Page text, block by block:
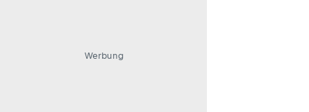
Werbung